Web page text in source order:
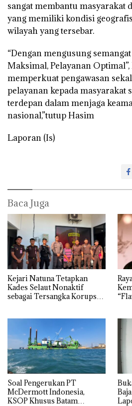
sangat membantu masyarakat
yang memiliki kondisi
wilayah yang tersebar.
“Dengan mengusung
Maksimal, Pelayanan
memperkuat pengawasan
pelayanan kepada masyarakat
terdepan dalam menjaga
nasional,”tutup Hasim
Laporan (Is)
Baca Juga
Kejari Natuna Tetapkan
Kades Selaut Nonaktif
sebagai Tersangka Korupsi
‎Soal Pengerukan PT
McDermott Indonesia,
KSOP Khusus Batam